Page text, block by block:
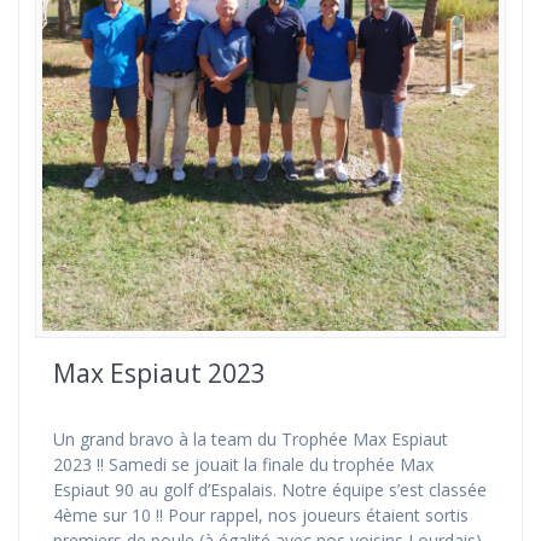
Max Espiaut 2023
Un grand bravo à la team du Trophée Max Espiaut
2023 !! Samedi se jouait la finale du trophée Max
Espiaut 90 au golf d’Espalais. Notre équipe s’est classée
4ème sur 10 !! Pour rappel, nos joueurs étaient sortis